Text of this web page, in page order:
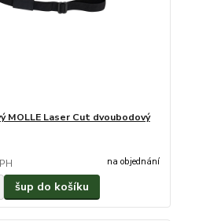
MOLLE Laser Cut dvoubodový
na objednání
šup do košíku